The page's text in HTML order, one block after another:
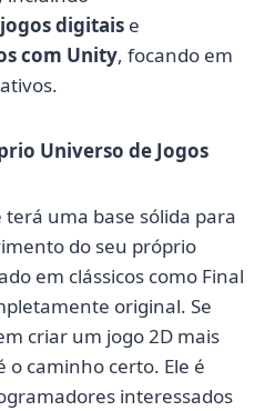
digitais e
com Unity, focando em
Universo de Jogos
uma base sólida para
do seu próprio
em clássicos como Final
original. Se
criar um jogo 2D mais
o caminho certo. Ele é
interessados